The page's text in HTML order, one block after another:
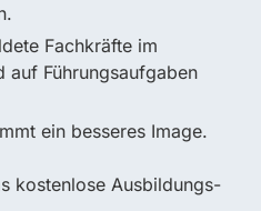
Fachkräfte im
auf Führungsaufgaben
ein besseres Image.
kostenlose Ausbildungs-